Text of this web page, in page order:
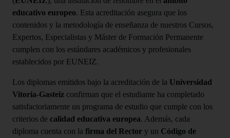
educativo europeo. Esta acreditación asegura que los
contenidos y la metodología de enseñanza de nuestros Cursos,
Expertos, Especialistas y Máster de Formación Permanente
cumplen con los estándares académicos y profesionales
establecidos por EUNEIZ.
Los diplomas emitidos bajo la acreditación de la Universidad
Vitoria-Gasteiz confirman que el estudiante ha completado
satisfactoriamente un programa de estudio que cumple con los
criterios de calidad educativa europea. Además, cada
diploma cuenta con la firma del Rector y un Código de